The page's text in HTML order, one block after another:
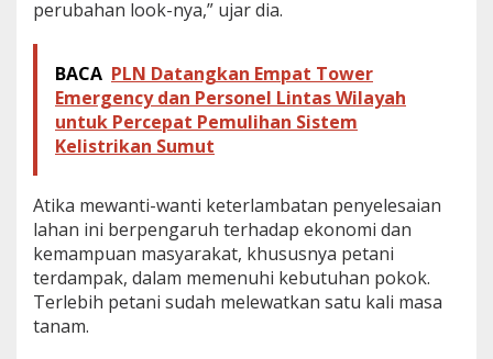
perubahan look-nya,” ujar dia.
BACA PLN Datangkan Empat Tower
Emergency dan Personel Lintas Wilayah
untuk Percepat Pemulihan Sistem
Kelistrikan Sumut
Atika mewanti-wanti keterlambatan penyelesaian
lahan ini berpengaruh terhadap ekonomi dan
kemampuan masyarakat, khususnya petani
terdampak, dalam memenuhi kebutuhan pokok.
Terlebih petani sudah melewatkan satu kali masa
tanam.